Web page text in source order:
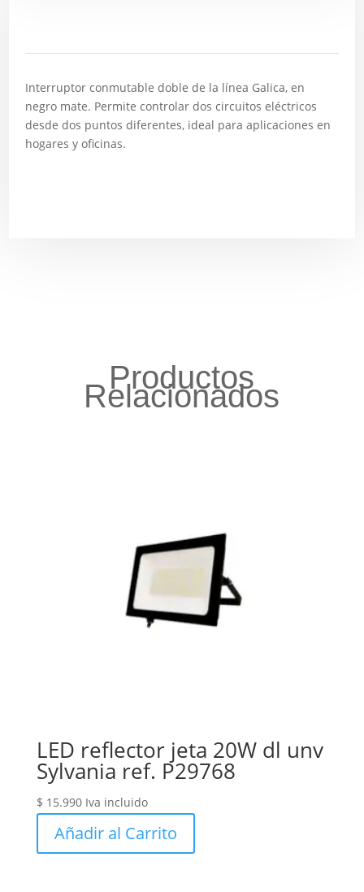
Interruptor conmutable doble de la línea Galica, en
negro mate. Permite controlar dos circuitos eléctricos
desde dos puntos diferentes, ideal para aplicaciones en
hogares y oficinas.
Productos
Relacionados
LED reflector jeta 20W dl unv
Sylvania ref. P29768
$ 15.990 Iva incluido
Añadir al Carrito